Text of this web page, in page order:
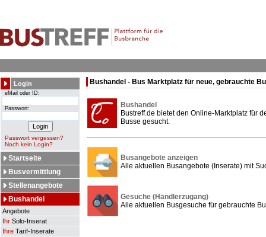
Login
eMail oder ID:
Passwort:
Passwort vergessen?
Noch kein Login?
Startseite
Busvermittlung
Stellenangebote
Bushandel
Angebote
Ihr Solo-Inserat
Ihre Tarif-Inserate
Bushandel - Bus Marktplatz für neue, gebrauchte
Bushandel
Bustreff.de bietet den Online-Marktplatz für
Busse gesucht.
Busangebote anzeigen
Alle aktuellen Busangebote (Inserate) mit
Gesuche (Händlerzugang)
Alle aktuellen Busgesuche für gebrauchte